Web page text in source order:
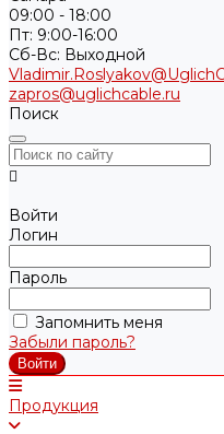
09:00 - 18:00
Пт: 9:00-16:00
Cб-Вс: Выходной
zapros@uglichcable.ru
Поиск
Войти
Логин
Пароль
Запомнить меня
Забыли пароль?
Продукция